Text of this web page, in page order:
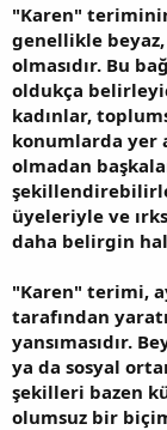
"Karen"
genellikle
olmasıdır. Bu
oldukça
kadınlar,
konumlarda yer
olmadan
üyeleriyle ve
daha belirgin
"Karen" terimi,
tarafından
yansımasıdır.
ya da sosyal
şekilleri bazen
olumsuz bir